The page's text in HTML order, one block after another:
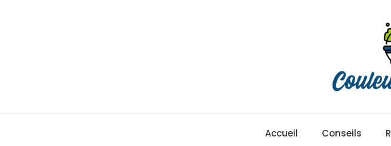
Accueil Conseils